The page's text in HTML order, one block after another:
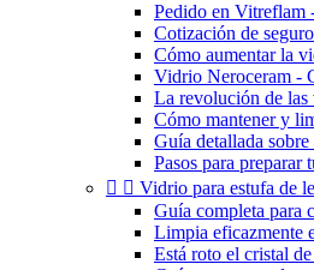
Pedido en Vitreflam
Cotización de seguro
Cómo aumentar la
Vidrio Neroceram -
La revolución de las
Cómo mantener y
Guía detallada
Pasos para
  Vidrio para estufa de
Guía completa para
Limpia eficazmente
Está roto el cristal